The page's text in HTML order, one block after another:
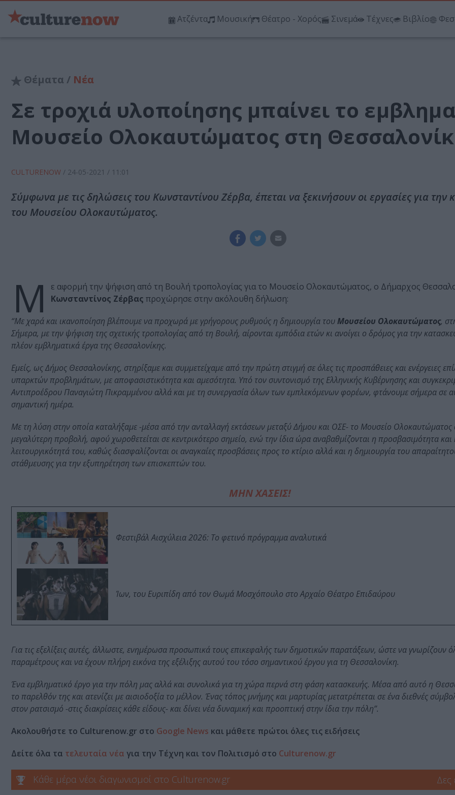
Ατζέντα Μουσική Θέατρο - Χορός Σινεμά Τέχνες Βιβλίο
Θέματα / Νέα
Σε τροχιά υλοποίησης μπαίνει το
Μουσείο Ολοκαυτώματος στη
CULTURENOW / 24-05-2021 / 11:01
Σύμφωνα με τις δηλώσεις του Κωνσταντίνου Ζέρβα, έπεται να ξεκινήσουν οι εργασίες για την
του Μουσείου Ολοκαυτώματος.
Μ
ε αφορμή την ψήφιση από τη Βουλή τροπολογίας για το Μουσείο Ολοκαυτώματος, ο Δήμαρχος
Κωνσταντίνος Ζέρβας προχώρησε στην ακόλουθη δήλωση:
“Με χαρά και ικανοποίηση βλέπουμε να προχωρά με γρήγορους ρυθμούς η δημιουργία τουΜουσείου Ολοκαυτώματος,
Σήμερα, με την ψήφιση της σχετικής τροπολογίας από τη Βουλή, αίρονται εμπόδια ετών κι ανοίγει ο δρόμος για την
πλέον εμβληματικά έργα της Θεσσαλονίκης.
Εμείς, ως Δήμος Θεσσαλονίκης, στηρίξαμε και συμμετείχαμε από την πρώτη στιγμή σε όλες τις προσπάθειες και ενέργειες
υπαρκτών προβλημάτων, με αποφασιστικότητα και αμεσότητα. Υπό τον συντονισμό της Ελληνικής Κυβέρνησης και
Αντιπροέδρου Παναγιώτη Πικραμμένου αλλά και με τη συνεργασία όλων των εμπλεκόμενων φορέων, φτάνουμε σήμερα σε
σημαντική ημέρα.
Με τη λύση στην οποία καταλήξαμε -μέσα από την ανταλλαγή εκτάσεων μεταξύ Δήμου και ΟΣΕ- το Μουσείο Ολοκαυτώματος
μεγαλύτερη προβολή, αφού χωροθετείται σε κεντρικότερο σημείο, ενώ την ίδια ώρα αναβαθμίζονται η προσβασιμότητα και
λειτουργικότητά του, καθώς διασφαλίζονται οι αναγκαίες προσβάσεις προς το κτίριο αλλά και η δημιουργία του
στάθμευσης για την εξυπηρέτηση των επισκεπτών του.
ΜΗΝ ΧΑΣΕΙΣ!
Φεστιβάλ Αισχύλεια 2026: Το φετινό πρόγραμμα αναλυτικά
Ίων, του Ευριπίδη από τον Θωμά Μοσχόπουλο στο Αρχαίο Θέατρο Επιδαύρου
Για τις εξελίξεις αυτές, άλλωστε, ενημέρωσα προσωπικά τους επικεφαλής των δημοτικών παρατάξεων, ώστε να γνωρίζουν
παραμέτρους και να έχουν πλήρη εικόνα της εξέλιξης αυτού του τόσο σημαντικού έργου για τη Θεσσαλονίκη.
Ένα εμβληματικό έργο για την πόλη μας αλλά και συνολικά για τη χώρα περνά στη φάση κατασκευής. Μέσα από αυτό η
το παρελθόν της και ατενίζει με αισιοδοξία το μέλλον. Ένας τόπος μνήμης και μαρτυρίας μετατρέπεται σε ένα διεθνές
στον ρατσισμό -στις διακρίσεις κάθε είδους- και δίνει νέα δυναμική και προοπτική στην ίδια την πόλη”.
Ακολουθήστε το Culturenow.gr στο Google News και μάθετε πρώτοι όλες τις ειδήσεις
Δείτε όλα τα τελευταία νέα για την Τέχνη και τον Πολιτισμό στο Culturenow.gr
Κάθε μέρα νέοι διαγωνισμοί στο Culturenow.gr Δες